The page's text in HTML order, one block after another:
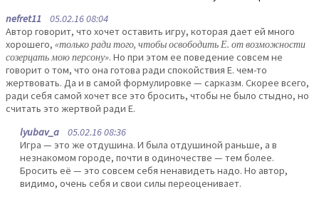
nefret11 05.02.16 08:04
Автор говорит, что хочет оставить игру, которая дает ей много
хорошего, «только ради того, чтобы освободить Е. от возможности
созерцать мою персону». Но при этом ее поведение совсем не
говорит о том, что она готова ради спокойствия Е. чем-то
жертвовать. Да и в самой формулировке — сарказм. Скорее всего,
ради себя самой хочет все это бросить, чтобы не было стыдно, но
считать это жертвой ради Е.
lyubav_a 05.02.16 08:36
Игра — это же отдушина. И была отдушиной раньше, а в
незнакомом городе, почти в одиночестве — тем более.
Бросить её — это совсем себя ненавидеть надо. Но автор,
видимо, очень себя и свои силы переоценивает.